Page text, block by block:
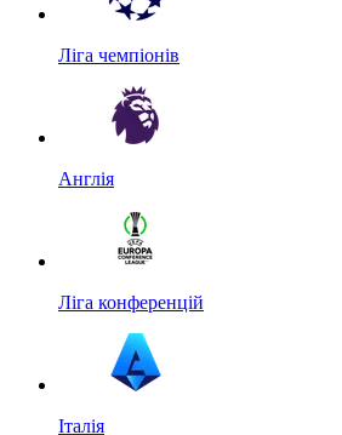
Ліга чемпіонів
Англія
Ліга конференцій
Італія